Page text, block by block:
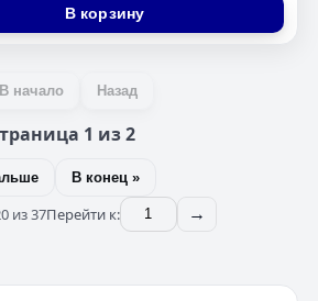
В корзину
начало Назад
1 из 2
В конец »
из 37Перейти к: →